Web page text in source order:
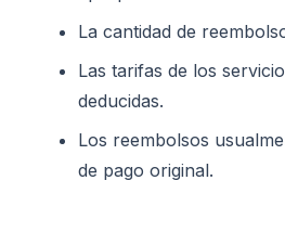
La cantidad de
Las tarifas de los
deducidas.
Los reembolsos
de pago original.